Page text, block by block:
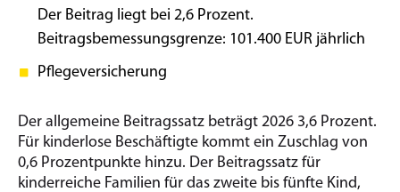
Der Beitrag liegt bei 2,6 Prozent.
Beitragsbemessungsgrenze: 101.400 EUR jährlich
Pflegeversicherung
Der allgemeine Beitragssatz beträgt 2026 3,6 Prozent.
Für kinderlose Beschäftigte kommt ein Zuschlag von
0,6 Prozentpunkte hinzu. Der Beitragssatz für
kinderreiche Familien für das zweite bis fünfte Kind,